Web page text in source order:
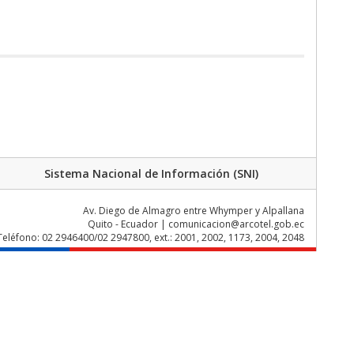
Sistema Nacional de Información (SNI)
Av. Diego de Almagro entre Whymper y Alpallana
Quito - Ecuador | comunicacion@arcotel.gob.ec
02 2946400/02 2947800, ext.: 2001, 2002, 1173, 2004, 2048